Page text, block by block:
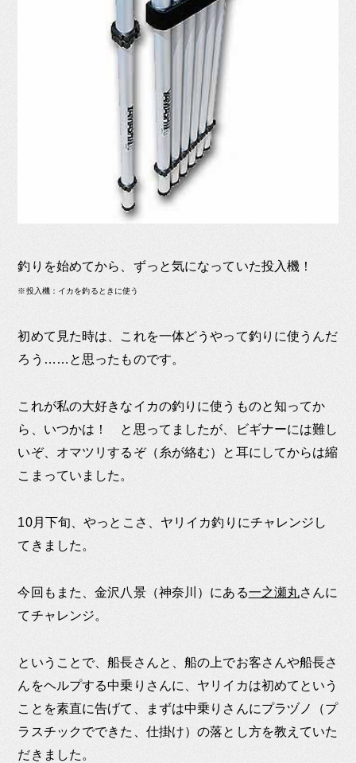
釣りを始めてから、ずっと気になっていた投入機！
※投入機：イカを釣るときに使う
初めて見た時は、これを一体どうやって釣りに使うんだ
ろう……と思ったものです。
これが私の大好きなイカの釣りに使うものと知ってか
ら、いつかは！ と思ってましたが、ビギナーには難し
いぞ、オマツリするぞ（糸が絡む）と耳にしてからは縮
こまっていました。
10月下旬、やっとこさ、ヤリイカ釣りにチャレンジし
てきました。
今回もまた、金沢八景（神奈川）にある一之瀬丸さんに
てチャレンジ。
ということで、船長さんと、船の上でお客さんや船長さ
んをヘルプする中乗りさんに、ヤリイカは初めてという
ことを素直に告げて、まずは中乗りさんにプラヅノ（プ
ラスチックでできた、仕掛け）の落とし方を教えていた
だきました。